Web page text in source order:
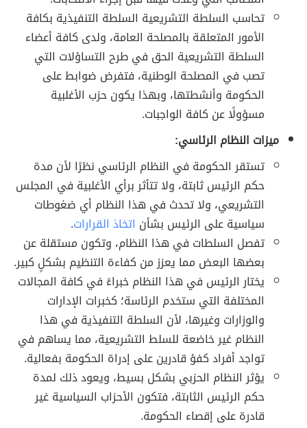
تحاسب السلطة التشريعية السلطة التنفيذية بكافة
الأمور المتعلقة بالمصلحة العامة، ولدى كافة أعضاء
السلطة التشريعية الحق في طرح التساؤلات التي
تصب في المصلحة الوطنية، فتفرض ضوابط على
الحكومة وأنشطتها، وبهذا يكون حزب الأغلبية
مسؤولًا عن كافة الواجبات.
ميزات النظام الرئاسي:
تستقر الحكومة في النظام الرئاسي نظرًا لأن مدة
حكم الرئيس ثابتة، ولا تتأثر برأي الأغلبية في المجلس
التشريعي، ولا تحدث في هذا النظام أي ضغوطات
سياسية على الرئيس بشأن اتخاذ القرارات.
تفصل السلطات في هذا النظام، وتكون مستقلة عن
بعضها البعض مما يعزز من كفاءة التنظيم بشكلٍ كبير.
يختار الرئيس في هذا النظام خبراءً في كافة المجالات
المختلفة التي ستخدم الرئاسة؛ كخبرات الإدارات
والوزارات وغيرها، لأن السلطة التنفيذية في هذا
النظام غير خاضعة للسلط التشريعية، مما يساهم في
تواجد أفراد كفؤ قادرين على إدراة الحكومة بفعالية.
يؤثر النظام الحزبي بشكل بسيط، ويعود ذلك لمدة
حكم الرئيس الثابتة، فتكون الأحزاب السياسية غير
قادرة على إقصاء الحكومة.